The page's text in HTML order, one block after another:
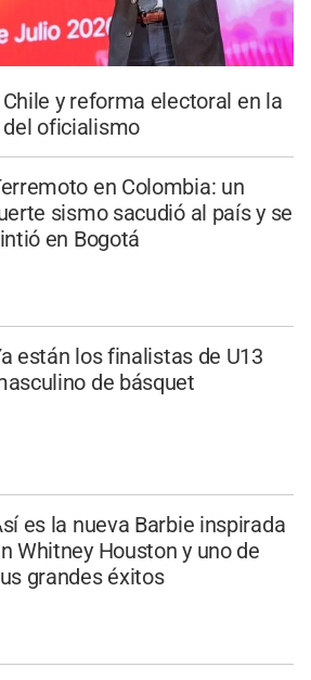
y reforma electoral en la
oficialismo
en Colombia: un
sismo sacudió al país y se
en Bogotá
están los finalistas de U13
de básquet
es la nueva Barbie inspirada
Whitney Houston y uno de
grandes éxitos